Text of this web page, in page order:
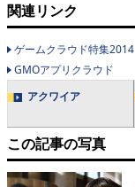
関連リンク
ゲームクラウド特集2014
GMOアプリクラウド
アクワイア
この記事の写真